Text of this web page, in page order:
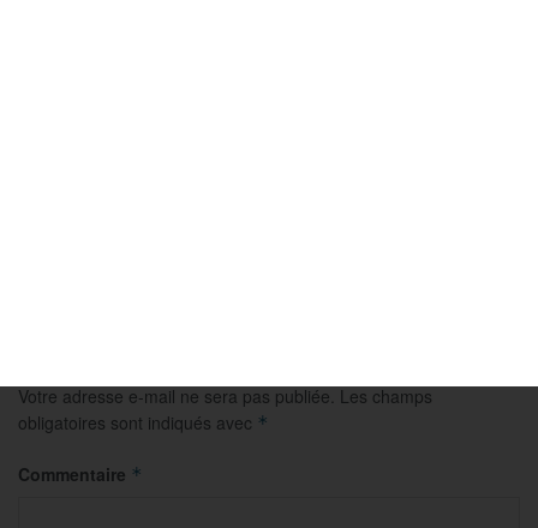
Votre adresse e-mail ne sera pas publiée. Les champs
obligatoires sont indiqués avec *
Commentaire *